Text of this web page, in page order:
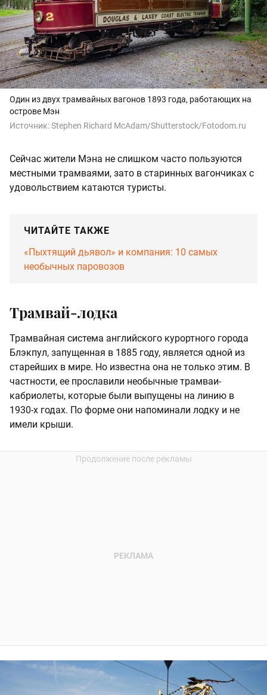
Один из двух трамвайных вагонов 1893 года, работающих на
острове Мэн
Источник:Stephen Richard McAdam/Shutterstock/Fotodom.ru
Сейчас жители Мэна не слишком часто пользуются
местными трамваями, зато в старинных вагончиках с
удовольствием катаются туристы.
ЧИТАЙТЕ ТАКЖЕ
«Пыхтящий дьявол» и компания: 10 самых
необычных паровозов
Трамвай-лодка
Трамвайная система английского курортного города
Блэкпул, запущенная в 1885 году, является одной из
старейших в мире. Но известна она не только этим. В
частности, ее прославили необычные трамваи-
кабриолеты, которые были выпущены на линию в
1930-х годах. По форме они напоминали лодку и не
имели крыши.